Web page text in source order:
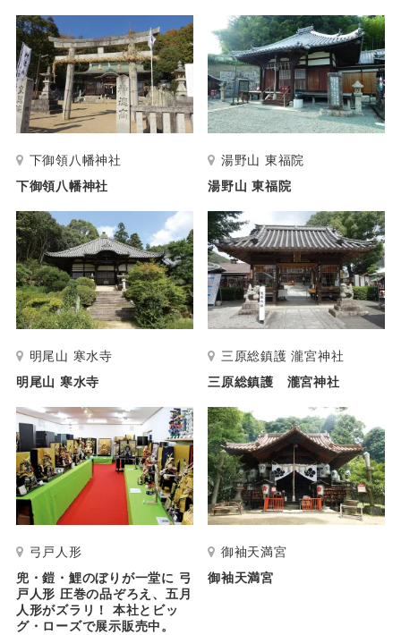
下御領八幡神社
下御領八幡神社
湯野山 東福院
湯野山 東福院
明尾山 寒水寺
明尾山 寒水寺
三原総鎮護 瀧宮神社
三原総鎮護 瀧宮神社
弓戸人形
兜・鎧・鯉のぼりが一堂に 弓
戸人形 圧巻の品ぞろえ、五月
人形がズラリ！ 本社とビッ
グ・ローズで展示販売中。
御袖天満宮
御袖天満宮